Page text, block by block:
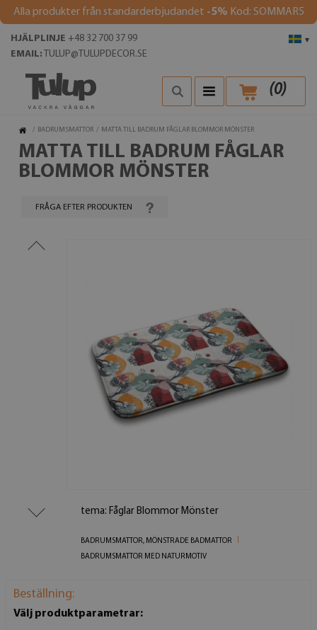
Alla produkter från standarderbjudandet -5% Kod: SOMMAR5
▾
HJÄLPLINJE +48 32 700 37 99
EMAIL: TULUP@TULUPDECOR.SE
(0)
/ BADRUMSMATTOR / MATTA TILL BADRUM FÅGLAR BLOMMOR MÖNSTER
MATTA TILL BADRUM FÅGLAR
BLOMMOR MÖNSTER
FRÅGA EFTER PRODUKTEN
tema: Fåglar Blommor Mönster
BADRUMSMATTOR, MÖNSTRADE BADMATTOR
BADRUMSMATTOR MED NATURMOTIV
Beställning:
Välj produktparametrar: